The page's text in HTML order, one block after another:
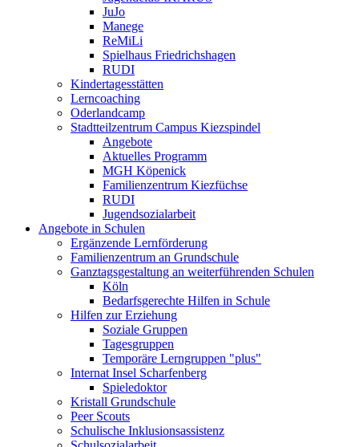
JuJo
Manege
ReMiLi
Spielhaus Friedrichshagen
RUDI
Kindertagesstätten
Lerncoaching
Oderlandcamp
Stadtteilzentrum Campus Kiezspindel
Angebote
Aktuelles Programm
MGH Köpenick
Familienzentrum Kiezfüchse
RUDI
Jugendsozialarbeit
Angebote in Schulen
Ergänzende Lernförderung
Familienzentrum an Grundschule
Ganztagsgestaltung an weiterführenden Schulen
Köln
Bedarfsgerechte Hilfen in Schule
Hilfen zur Erziehung
Soziale Gruppen
Tagesgruppen
Temporäre Lerngruppen "plus"
Internat Insel Scharfenberg
Spieledoktor
Kristall Grundschule
Peer Scouts
Schulische Inklusionsassistenz